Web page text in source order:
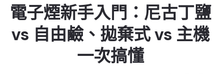
電子煙新手入門：尼古丁鹽
vs 自由鹼、拋棄式 vs 主機
一次搞懂